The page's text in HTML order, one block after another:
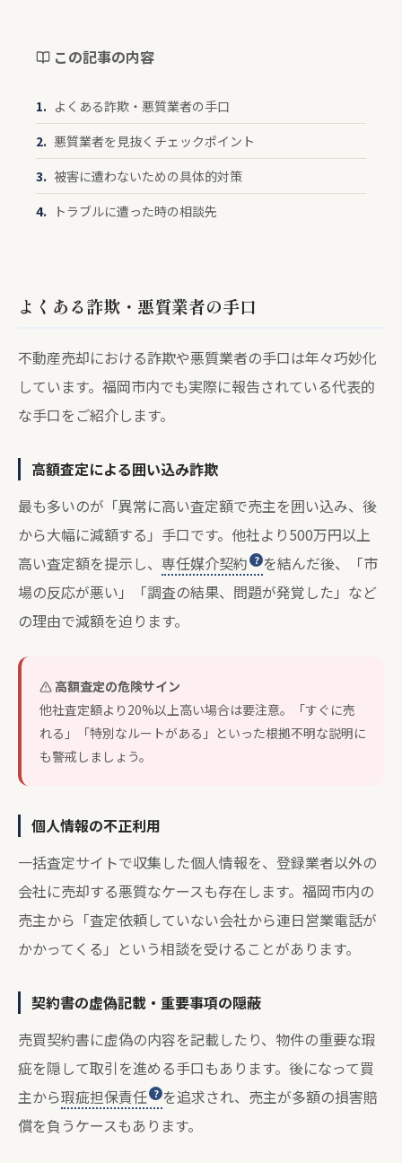
この記事の内容
よくある詐欺・悪質業者の手口
悪質業者を見抜くチェックポイント
被害に遭わないための具体的対策
トラブルに遭った時の相談先
よくある詐欺・悪質業者の手口
不動産売却における詐欺や悪質業者の手口は年々巧妙化
しています。福岡市内でも実際に報告されている代表的
な手口をご紹介します。
高額査定による囲い込み詐欺
最も多いのが「異常に高い査定額で売主を囲い込み、後
から大幅に減額する」手口です。他社より500万円以上
高い査定額を提示し、 専任媒介契約
を結んだ後、「市
場の反応が悪い」「調査の結果、問題が発覚した」など
の理由で減額を迫ります。
高額査定の危険サイン
他社査定額より20%以上高い場合は要注意。「すぐに売
れる」「特別なルートがある」といった根拠不明な説明に
も警戒しましょう。
個人情報の不正利用
一括査定サイトで収集した個人情報を、登録業者以外の
会社に売却する悪質なケースも存在します。福岡市内の
売主から「査定依頼していない会社から連日営業電話が
かかってくる」という相談を受けることがあります。
契約書の虚偽記載・重要事項の隠蔽
売買契約書に虚偽の内容を記載したり、物件の重要な瑕
疵を隠して取引を進める手口もあります。後になって買
主から瑕疵担保責任
を追求され、売主が多額の損害賠
償を負うケースもあります。